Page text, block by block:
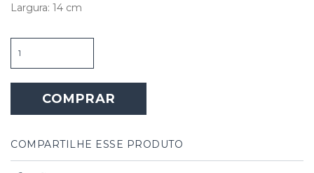
Largura: 14 cm
de
Mesa
Branca
Rosé
COMPRAR
COMPARTILHE ESSE PRODUTO